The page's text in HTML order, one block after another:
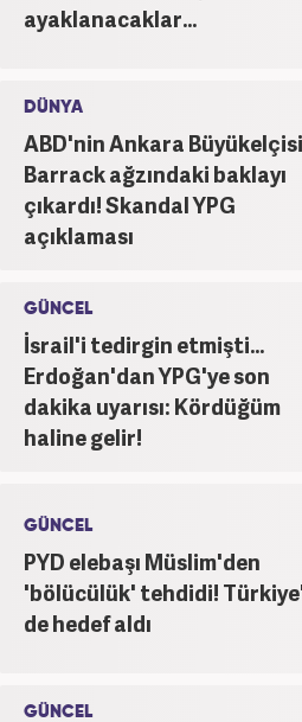
röportaja imza atarak
Bahadır Alemdar, meslek
ayaklanacaklar...
DÜNYA
ABD'nin Ankara Büyükelçisi
Barrack ağzındaki baklayı
çıkardı! Skandal YPG
açıklaması
GÜNCEL
İsrail'i tedirgin etmişti...
Erdoğan'dan YPG'ye son
dakika uyarısı: Kördüğüm
haline gelir!
GÜNCEL
PYD elebaşı Müslim'den
'bölücülük' tehdidi!
de hedef aldı
GÜNCEL